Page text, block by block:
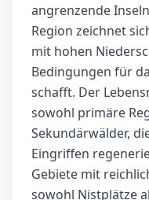
angrenzende
Region zeichnet
mit hohen
Bedingungen für
schafft. Der
sowohl primäre
Sekundärwälder,
Eingriffen
Gebiete mit
sowohl Nistplätze